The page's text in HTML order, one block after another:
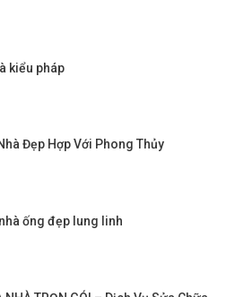
kiểu pháp
Đẹp Hợp Với Phong Thủy
ống đẹp lung linh